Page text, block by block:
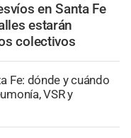
en Santa Fe
estarán
colectivos
Fe: dónde y cuándo
VSR y